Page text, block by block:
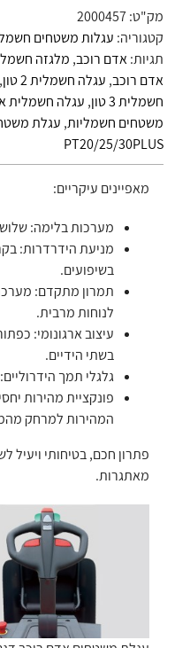
מק"ט:2000457
קטגוריה: עגלות משטחים
תגיות:אדם רוכב, מלגזה
אדם רוכב, עגלה חשמלית 2 טון ,
חשמלית 3 טון
, עגלה חשמלית
משטחים חשמליות, עגלת
PT20/25/30PLUS
מאפיינים עיקריים:
מערכות בלימה:
מניעת הידרדרות:
בשיפועים.
לנוחות מרבית.
עיצוב ארגונומי:
בשתי הידיים.
גלגלי תמך
פונקציית מהירות
המהירות למרחק
פתרון חכם, בטיחותי ויעיל
מאתגרות.